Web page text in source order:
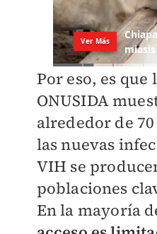
Por eso, es que
ONUSIDA
alrededor de
las nuevas
VIH se
poblaciones
En la mayoría